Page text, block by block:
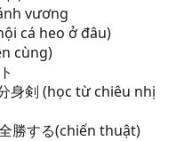
vương
cá heo ở đâu)
cùng)
身剣 (học từ chiêu nhị
勝する(chiến thuật)